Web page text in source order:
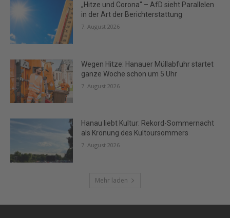
„Hitze und Corona“ – AfD sieht Parallelen
in der Art der Berichterstattung
7. August 2026
Wegen Hitze: Hanauer Müllabfuhr startet
ganze Woche schon um 5 Uhr
7. August 2026
Hanau liebt Kultur: Rekord-Sommernacht
als Krönung des Kultoursommers
7. August 2026
Mehr laden